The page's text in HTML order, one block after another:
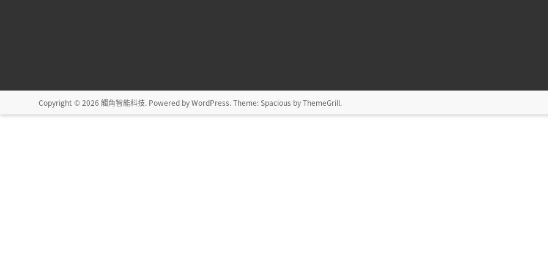
Copyright © 2026 觸角智能科技. Powered byWordPress. Theme: Spacious byThemeGrill.